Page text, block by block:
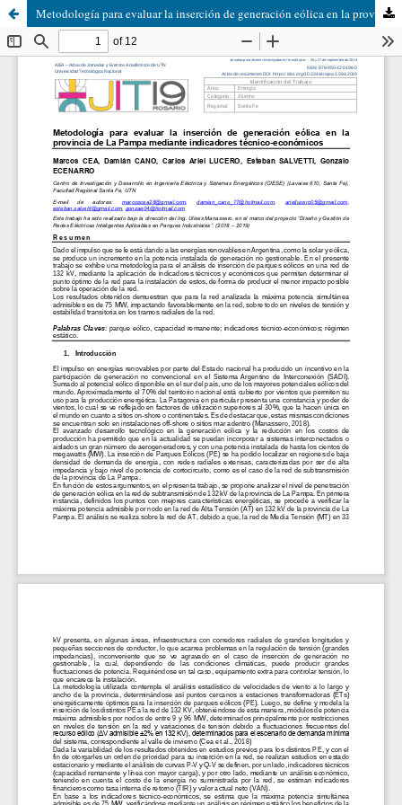
Metodología para evaluar la inserción de generación eólica en la provincia de La Pampa mediante indicadores técnico-económicos